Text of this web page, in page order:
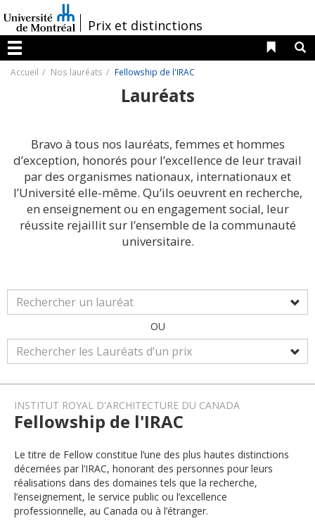
au
contenu
/Prix et distinctions
Menu
Liens
Accueil Nos lauréats Fellowship de l'IRAC
Lauréats
Bravo à tous nos lauréats, femmes et hommes
d’exception, honorés pour l’excellence de leur travail
par des organismes nationaux, internationaux et
l’Université elle-même. Qu’ils oeuvrent en recherche,
en enseignement ou en engagement social, leur
réussite rejaillit sur l’ensemble de la communauté
universitaire.
OU
INSTITUT ROYAL D'ARCHITECTURE DU CANADA
Fellowship de l'IRAC
Le titre de Fellow constitue l’une des plus hautes distinctions
décernées par l’IRAC, honorant des personnes pour leurs
réalisations dans des domaines tels que la recherche,
l’enseignement, le service public ou l’excellence
professionnelle, au Canada ou à l’étranger.